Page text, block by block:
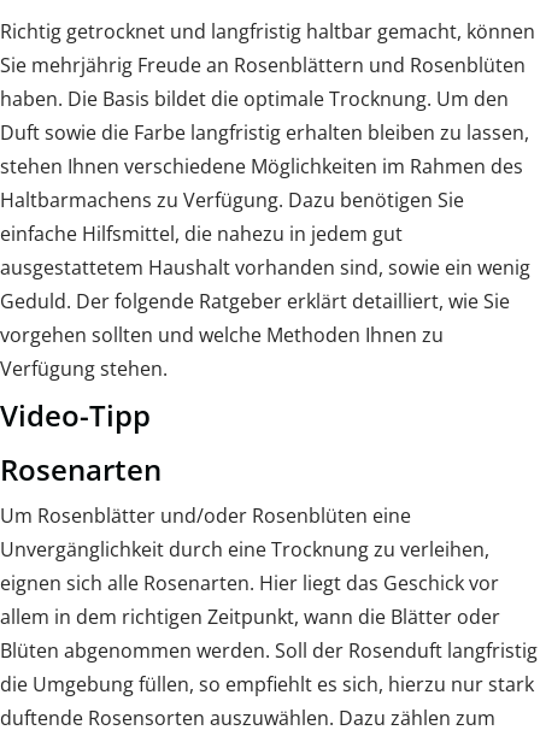
Richtig getrocknet und langfristig haltbar gemacht, können
Sie mehrjährig Freude an Rosenblättern und Rosenblüten
haben. Die Basis bildet die optimale Trocknung. Um den
Duft sowie die Farbe langfristig erhalten bleiben zu lassen,
stehen Ihnen verschiedene Möglichkeiten im Rahmen des
Haltbarmachens zu Verfügung. Dazu benötigen Sie
einfache Hilfsmittel, die nahezu in jedem gut
ausgestattetem Haushalt vorhanden sind, sowie ein wenig
Geduld. Der folgende Ratgeber erklärt detailliert, wie Sie
vorgehen sollten und welche Methoden Ihnen zu
Verfügung stehen.
Video-Tipp
Rosenarten
Um Rosenblätter und/oder Rosenblüten eine
Unvergänglichkeit durch eine Trocknung zu verleihen,
eignen sich alle Rosenarten. Hier liegt das Geschick vor
allem in dem richtigen Zeitpunkt, wann die Blätter oder
Blüten abgenommen werden. Soll der Rosenduft langfristig
die Umgebung füllen, so empfiehlt es sich, hierzu nur stark
duftende Rosensorten auszuwählen. Dazu zählen zum